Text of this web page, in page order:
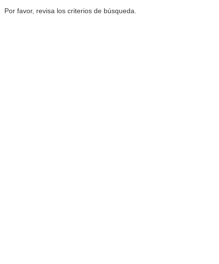
Por favor, revisa los criterios de búsqueda.